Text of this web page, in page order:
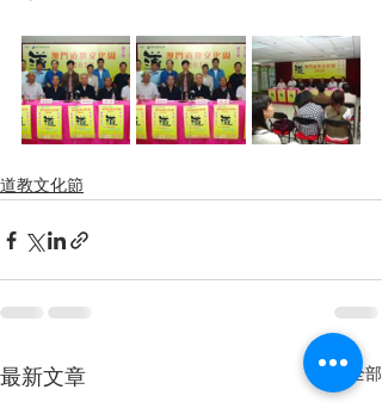
道教文化節
最新文章 查看全部